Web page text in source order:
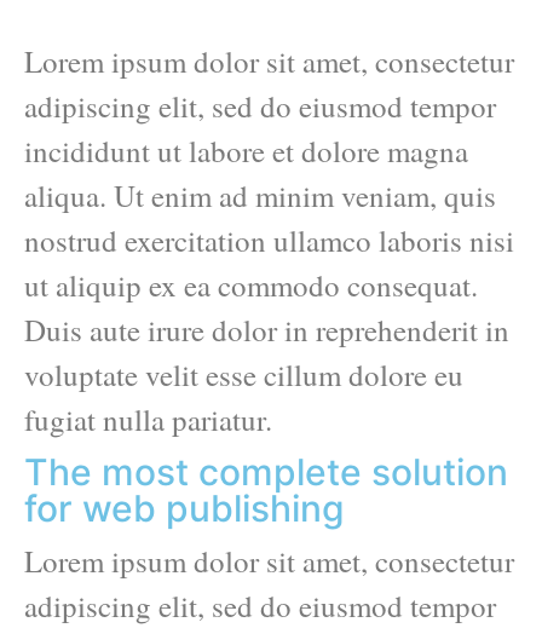
Lorem ipsum dolor sit amet, consectetur
adipiscing elit, sed do eiusmod tempor
incididunt ut labore et dolore magna
aliqua. Ut enim ad minim veniam, quis
nostrud exercitation ullamco laboris nisi
ut aliquip ex ea commodo consequat.
Duis aute irure dolor in reprehenderit in
voluptate velit esse cillum dolore eu
fugiat nulla pariatur.
The most complete solution
for web publishing
Lorem ipsum dolor sit amet, consectetur
adipiscing elit, sed do eiusmod tempor